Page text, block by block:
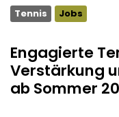
Tennis Jobs
Engagierte
Verstärkung
ab Sommer